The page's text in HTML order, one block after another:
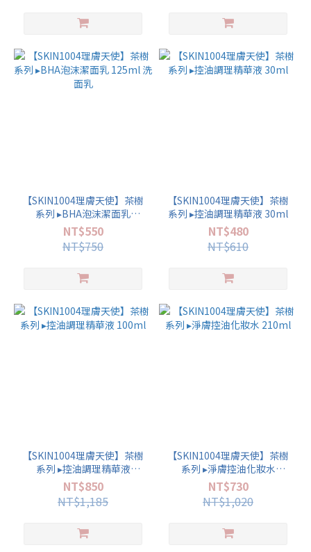
【SKIN1004理膚天使】茶樹
系列 ▸BHA泡沫潔面乳
125ml 洗面乳
NT$550
NT$750
【SKIN1004理膚天使】茶樹
系列 ▸控油調理精華液 30ml
NT$480
NT$610
【SKIN1004理膚天使】茶樹
系列 ▸控油調理精華液
100ml
NT$850
NT$1,185
【SKIN1004理膚天使】茶樹
系列 ▸淨膚控油化妝水
210ml
NT$730
NT$1,020